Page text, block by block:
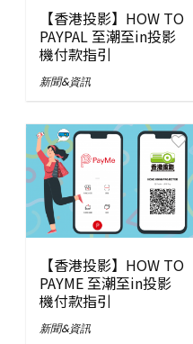
【香港投影】HOW TO
PAYPAL 至潮至in投影
機付款指引
新聞&資訊
【香港投影】HOW TO
PAYME 至潮至in投影
機付款指引
新聞&資訊